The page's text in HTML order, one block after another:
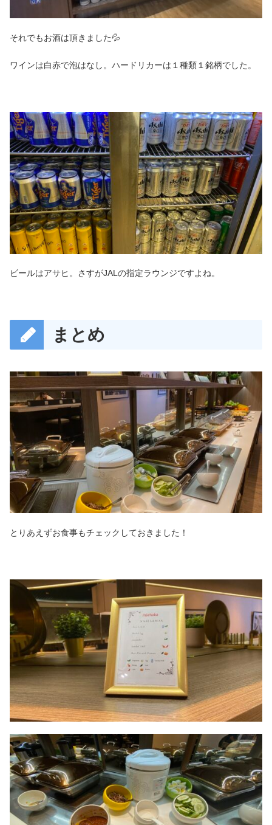
それでもお酒は頂きました💦
ワインは白赤で泡はなし。ハードリカーは１種類１銘柄でした。
ビールはアサヒ。さすがJALの指定ラウンジですよね。
まとめ
とりあえずお食事もチェックしておきました！